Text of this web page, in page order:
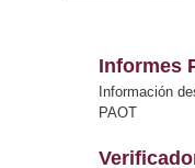
Informes
Información
PAOT